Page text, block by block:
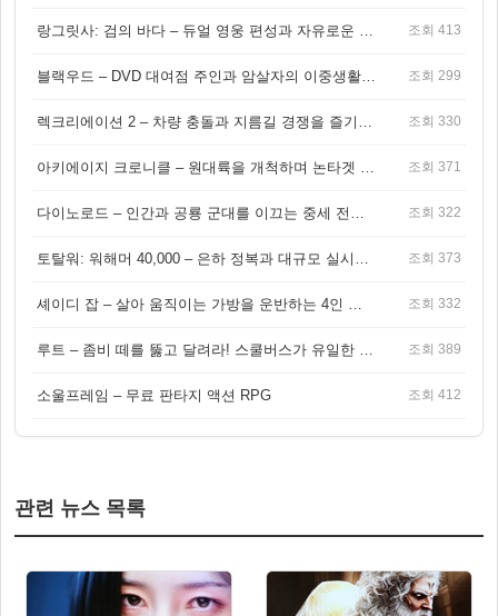
조회 413
조회 299
조회 330
조회 371
조회 322
조회 373
조회 332
조회 389
소울프레임 – 무료 판타지 액션 RPG 조회 412
관련 뉴스 목록